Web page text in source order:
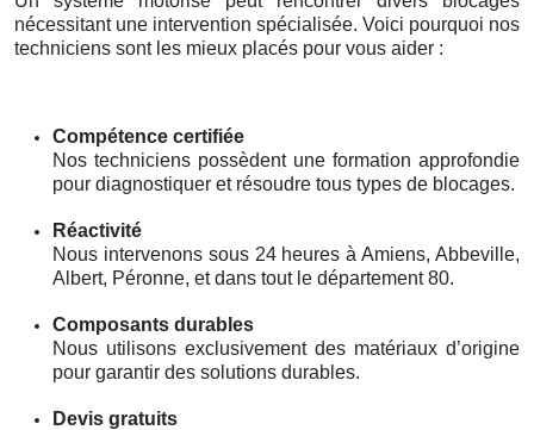
nécessitant une intervention spécialisée. Voici pourquoi nos
techniciens sont les mieux placés pour vous aider :
Compétence certifiée
Nos techniciens possèdent une formation approfondie
pour diagnostiquer et résoudre tous types de blocages.
Réactivité
Nous intervenons sous 24 heures à Amiens, Abbeville,
Albert, Péronne, et dans tout le département 80.
Composants durables
Nous utilisons exclusivement des matériaux d’origine
pour garantir des solutions durables.
Devis gratuits